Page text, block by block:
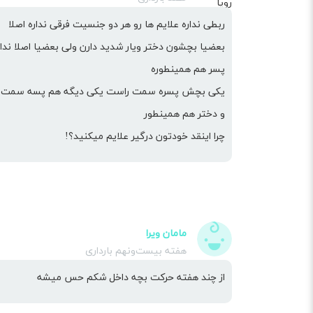
ربطی نداره علایم ها رو هر دو جنسیت فرقی نداره اصلا
بعضیا بچشون دختر ویار شدید دارن ولی بعضیا اصلا
پسر هم همینطوره
یکی بچش پسره سمت راست یکی دیگه هم پسه
و دختر هم همینطور
چرا اینقد خودتون درگیر علایم میکنید؟!
مامان ویرا
هفته بیست‌ونهم بارداری
از چند هفته حرکت بچه داخل شکم حس میشه